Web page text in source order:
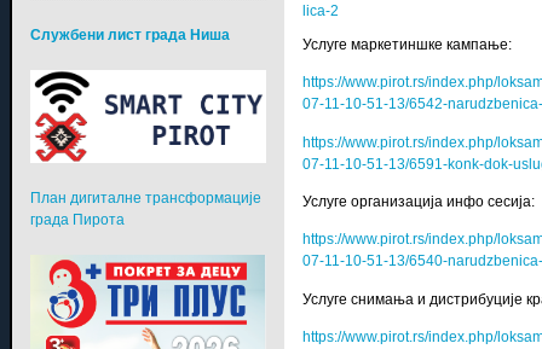
lica-2
Услуге маркетиншке кампање:
https://www.pirot.rs/index.php/
07-11-10-51-13/6542-
https://www.pirot.rs/index.php/
07-11-10-51-13/6591-konk-dok-
Услуге организација инфо сесија:
https://www.pirot.rs/index.php/
07-11-10-51-13/6540-
Услуге снимања и дистрибуције
https://www.pirot.rs/index.php/
Службени лист града Ниша
План дигиталне трансформације
града Пирота